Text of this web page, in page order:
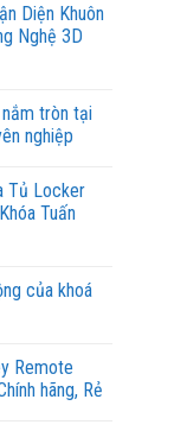
Diện Khuôn
Nghệ 3D
tròn tại
nghiệp
Tủ Locker
Tuấn
của khoá
Remote
hãng, Rẻ